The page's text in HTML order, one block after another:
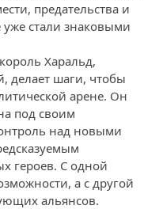
предательства и
уже стали знаковыми
Харальд,
делает шаги, чтобы
арене. Он
под своим
над новыми
героев. С одной
а с другой
альянсов.